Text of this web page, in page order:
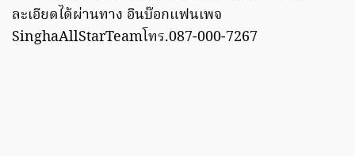
ละเอียดได้ผ่านทาง อินบ๊อกแฟนเพจ
SinghaAllStarTeamโทร.087-000-7267